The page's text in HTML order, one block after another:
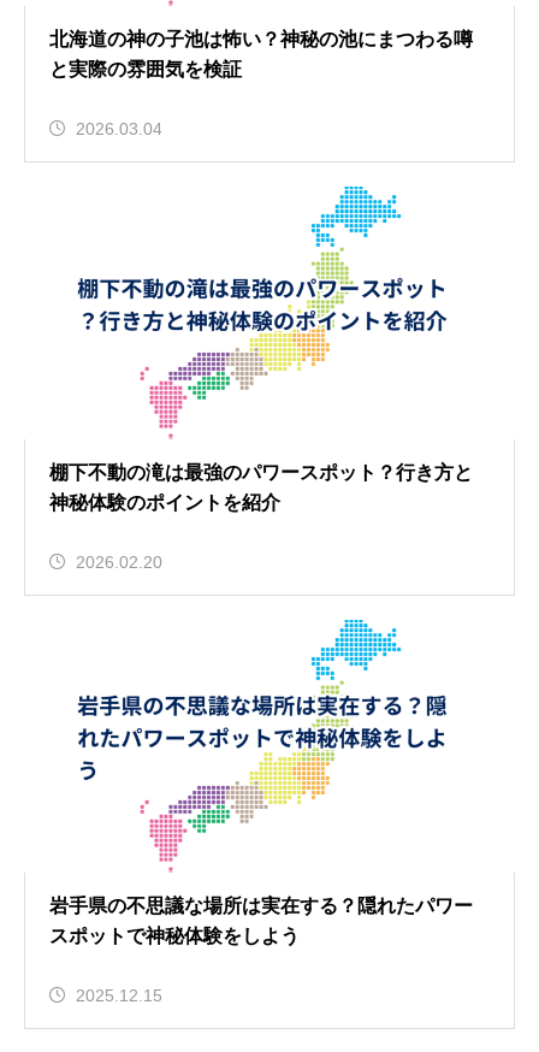
北海道の神の子池は怖い？神秘の池にまつわる噂
と実際の雰囲気を検証
2026.03.04
棚下不動の滝は最強のパワースポット？行き方と
神秘体験のポイントを紹介
2026.02.20
岩手県の不思議な場所は実在する？隠れたパワー
スポットで神秘体験をしよう
2025.12.15